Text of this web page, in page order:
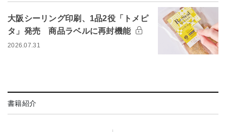
大阪シーリング印刷、1品2役「トメピ
タ」発売 商品ラベルに再封機能
2026.07.31
書籍紹介